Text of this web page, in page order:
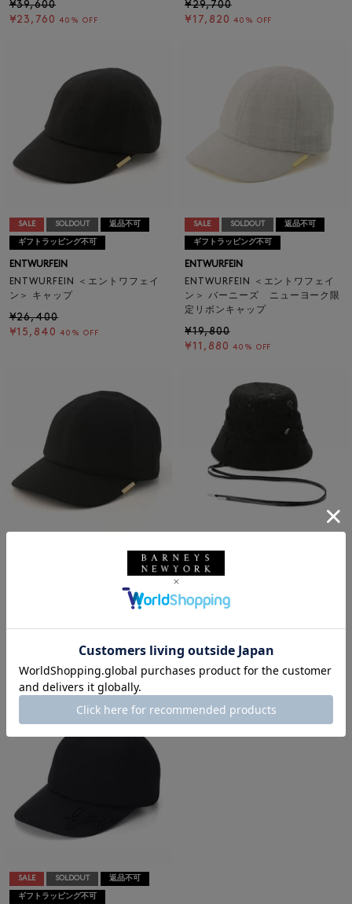
¥39,600
¥23,760 40% OFF
¥29,700
¥17,820 40% OFF
SALE SOLDOUT 返品不可
ギフトラッピング不可
ENTWURFEIN
ENTWURFEIN ＜エントワフェイ
ン＞ キャップ
¥26,400
¥15,840 40% OFF
SALE SOLDOUT 返品不可
ギフトラッピング不可
ENTWURFEIN
ENTWURFEIN ＜エントワフェイ
ン＞ バーニーズ ニューヨーク限
定リボンキャップ
¥19,800
¥11,880 40% OFF
返品不可
ENTWURFEIN ＜エントワフェイ
¥11,880 40% OFF
SALE
ギフトラッピング不可
ENTWURFEIN
ENTWURFEIN ＜エントワフェイ
¥29,700
40% OFF
SALE SOLDOUT 返品不可
ギフトラッピング不可